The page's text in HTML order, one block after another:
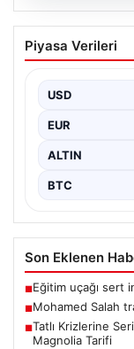
05.08.2026
Mohamed
açıklandı!
Piyasa Verileri
USD
EUR
ALTIN
BTC
Son Eklenen
■Eğitim uçağı sert
■Mohamed Salah
■Tatlı Krizlerine
Magnolia Tarifi